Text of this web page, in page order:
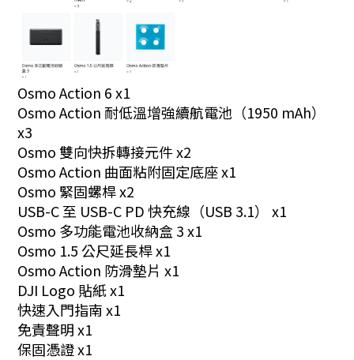
Osmo Action 6 x1
Osmo Action 耐低溫增強續航電池（1950 mAh）
x3
Osmo 雙向快拆轉接元件 x2
Osmo Action 曲面粘附固定底座 x1
Osmo 緊固螺桿 x2
USB-C 至 USB-C PD 快充線（USB 3.1） x1
Osmo 多功能電池收納盒 3 x1
Osmo 1.5 公尺延長桿 x1
Osmo Action 防滑墊片 x1
DJI Logo 貼紙 x1
快速入門指南 x1
免責聲明 x1
保固憑證 x1